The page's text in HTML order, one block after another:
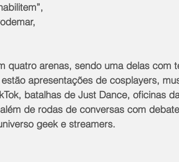
apresentações de cosplayers,
batalhas de Just Dance, oficinas
de rodas de conversas com
geek e streamers.